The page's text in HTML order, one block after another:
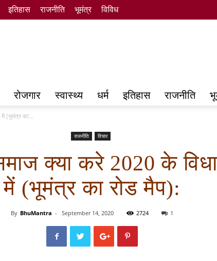
इतिहास राजनीति भूमंत्र विविध
रोजगार स्वास्थ्य धर्म इतिहास राजनीति
में (भूमंत्र का...
राजनीति विचार
क्या करे 2020 के
में (भूमंत्र का रोड मैप):
By BhuMantra - September 14, 2020 2724 1